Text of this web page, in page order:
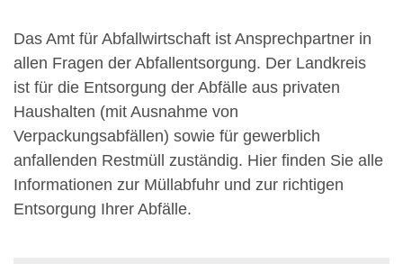
Das Amt für Abfallwirtschaft ist Ansprechpartner in
allen Fragen der Abfallentsorgung. Der Landkreis
ist für die Entsorgung der Abfälle aus privaten
Haushalten (mit Ausnahme von
Verpackungsabfällen) sowie für gewerblich
anfallenden Restmüll zuständig. Hier finden Sie alle
Informationen zur Müllabfuhr und zur richtigen
Entsorgung Ihrer Abfälle.